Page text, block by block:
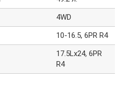
4WD
10-16.5, 6PR R4
17.5Lx24, 6PR
R4